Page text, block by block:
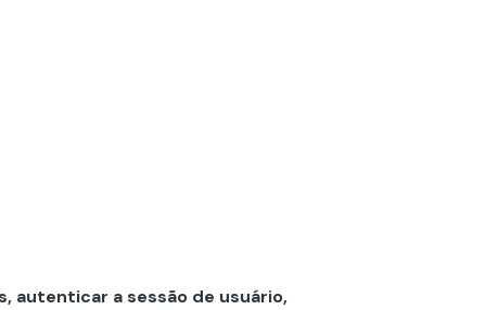
Centro de Documentação
autenticar a sessão de usuário,